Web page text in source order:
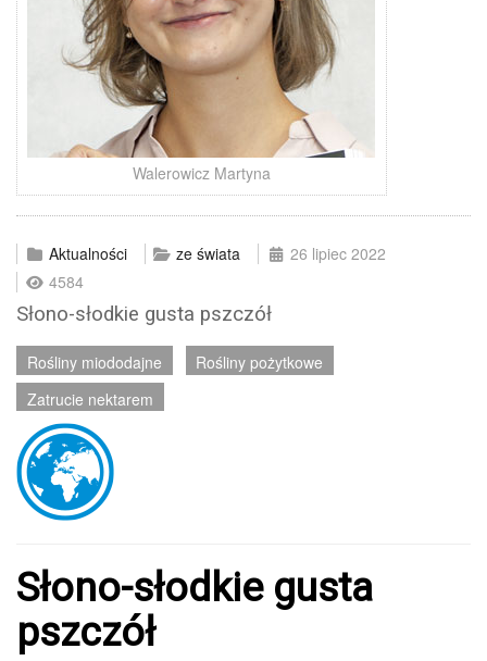
Walerowicz Martyna
Aktualności ze świata
26 lipiec 2022
4584
Słono-słodkie gusta pszczół
Rośliny miododajne
Rośliny pożytkowe
Zatrucie nektarem
Słono-słodkie gusta
pszczół